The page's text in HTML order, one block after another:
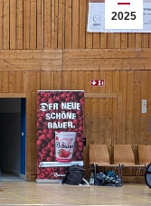
2025